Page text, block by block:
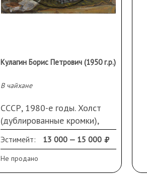
Кулагин Борис Петрович (1950 г.р.)
В чайхане
СССР, 1980-е годы. Холст
(дублированные кромки),
масло. 48 Х 57 см. Кракелюр
Эстимейт: 13 000 — 15 000
Не продано